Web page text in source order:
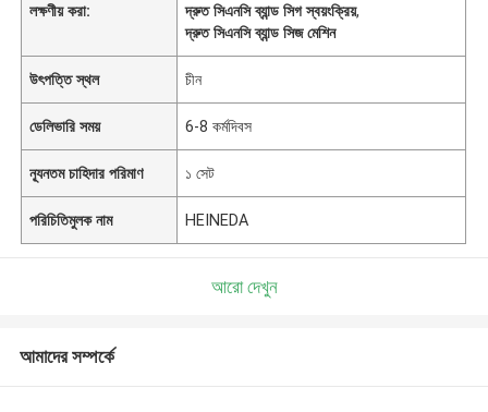
লক্ষণীয় করা:
দ্রুত সিএনসি ব্যান্ড সিগ স্বয়ংক্রিয়,
দ্রুত সিএনসি ব্যান্ড সিজ মেশিন
উৎপত্তি স্থল চীন
ডেলিভারি সময় 6-8 কর্মদিবস
ন্যূনতম চাহিদার পরিমাণ ১ সেট
পরিচিতিমুলক নাম HEINEDA
আরো দেখুন
আমাদের সম্পর্কে